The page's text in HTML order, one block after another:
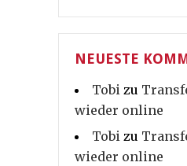
NEUESTE
Tobi zu
wieder online
Tobi zu
wieder online